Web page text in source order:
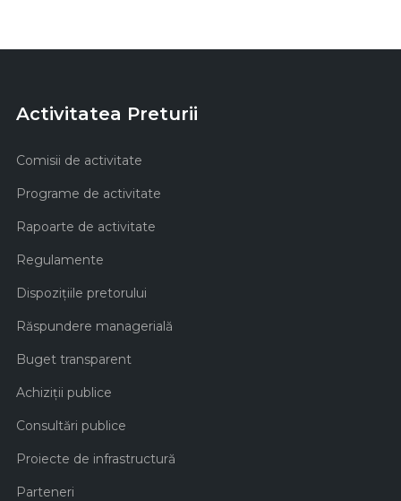
Activitatea Preturii
Comisii de activitate
Programe de activitate
Rapoarte de activitate
Regulamente
Dispozițiile pretorului
Răspundere managerială
Buget transparent
Achiziţii publice
Consultări publice
Proiecte de infrastructură
Parteneri